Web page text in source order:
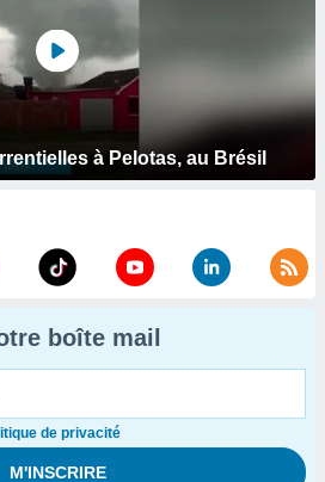
à Pelotas, au Brésil
boîte mail
de privacité